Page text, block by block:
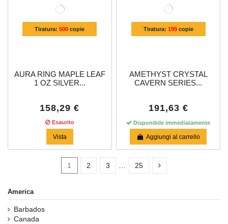
Tiratura:500 copie
AURA RING MAPLE LEAF
1 OZ SILVER...
158,29 €
Esaurito
Vista
Tiratura: 199copie
AMETHYST CRYSTAL
CAVERN SERIES...
191,63 €
Disponibile immediatamente
Aggiungi al carrello
1 2 3 25
Disponibile
America
Barbados
Canada